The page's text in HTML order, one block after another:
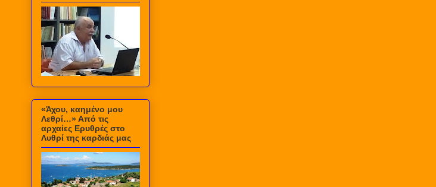
«Άχου, καημένο μου
Λεθρί…» Από τις
αρχαίες Ερυθρές στο
Λυθρί της καρδιάς μας